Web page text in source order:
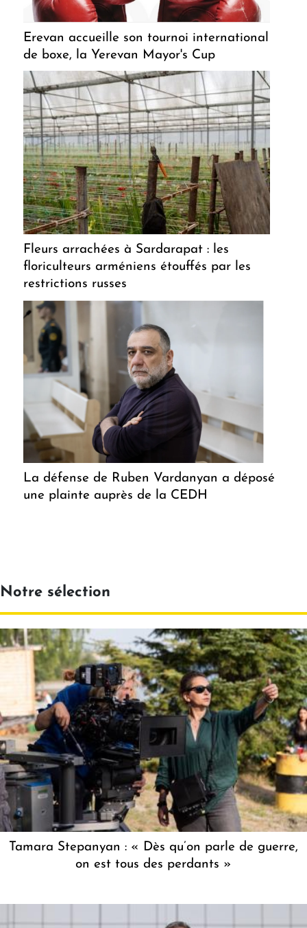
Erevan accueille son tournoi international
de boxe, la Yerevan Mayor's Cup
Fleurs arrachées à Sardarapat : les
floriculteurs arméniens étouffés par les
restrictions russes
La défense de Ruben Vardanyan a déposé
une plainte auprès de la CEDH
Notre sélection
Tamara Stepanyan : « Dès qu’on parle de guerre,
on est tous des perdants »